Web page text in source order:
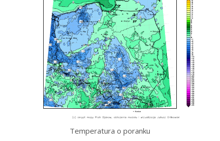
Temperatura o poranku